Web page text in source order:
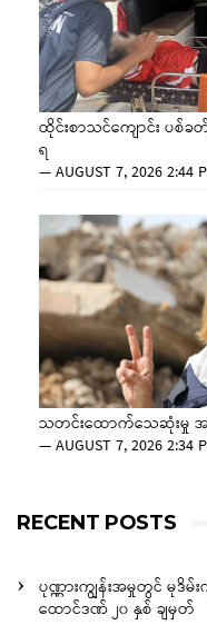
ထိုင်းစာသင်ကျောင်း ပစ်ခ
ရ
—AUGUST 7, 2026 2:44
သတင်းထောက်သေဆုံးမှု အစ္
—AUGUST 7, 2026 2:34
RECENT POSTS
ပုဏ္ဏားကျွန်းအမှုတွင် မု
ထောင်ဒဏ် ၂၀ နှစ် ချမှတ်